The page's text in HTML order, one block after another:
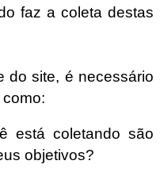
faz a coleta destas
do site, é necessário
está coletando são
objetivos?